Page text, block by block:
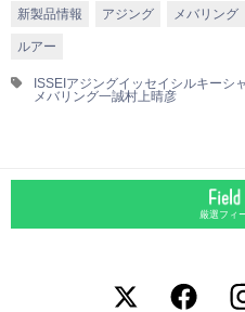
新製品情報 アジング メバリング
ルアー
ISSEI アジングイッセイ シルキーシ
メバリング一誠村上晴彦
厳選フィ